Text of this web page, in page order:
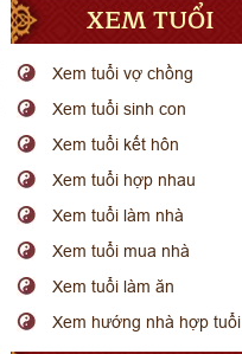
XEM TUỔI
Xem tuổi vợ chồng
Xem tuổi sinh con
Xem tuổi kết hôn
Xem tuổi hợp nhau
Xem tuổi làm nhà
Xem tuổi mua nhà
Xem tuổi làm ăn
Xem hướng nhà hợp tuổi